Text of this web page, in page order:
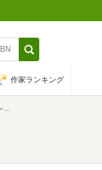
作家ランキング